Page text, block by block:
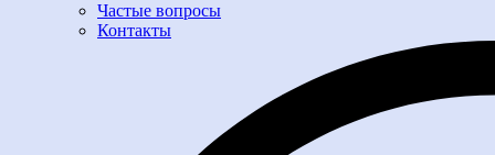
Частые вопросы
Контакты